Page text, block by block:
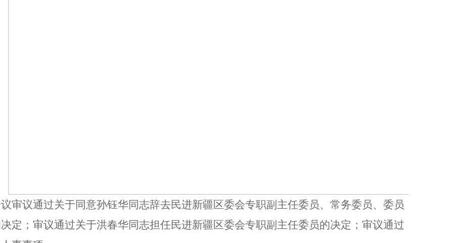
审议通过关于同意孙钰华同志辞去民进新疆区委会专职副主任委员、常务委员、委员
定；审议通过关于洪春华同志担任民进新疆区委会专职副主任委员的决定；审议通过